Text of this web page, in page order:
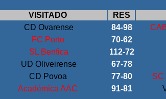
VISITADO
RES
CD Ovarense 84-98
FC Porto
70-62
SL Benfica
112-72
UD Oliveirense
67-78
CD Povoa 77-80
SC
Académica AAC 91-81